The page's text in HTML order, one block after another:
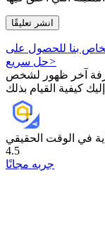
بنا للحصول على
حل سريع>
آخر ظهور لشخص
كيفية القيام بذلك
في الوقت الحقيقي
4.5
جربه مجانًا